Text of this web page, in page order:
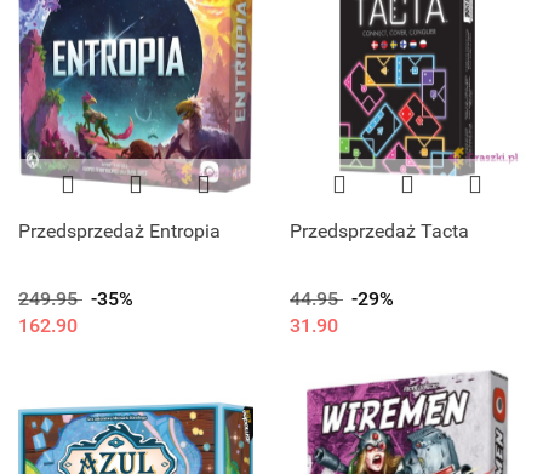
Przedsprzedaż Entropia
249.95 -35%
162.90
Przedsprzedaż Tacta
44.95 -29%
31.90